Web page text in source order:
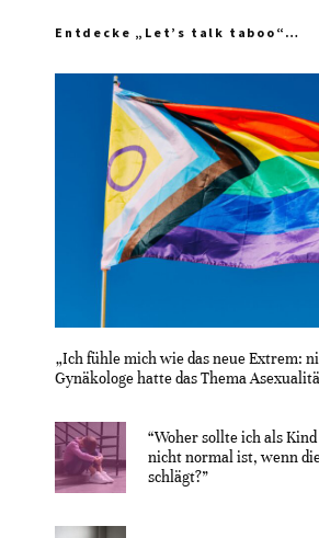
Entdecke „Let’s talk taboo“…
„Ich fühle mich wie das neue Extrem:
Gynäkologe hatte das Thema
“Woher sollte ich als
nicht normal ist, wenn
schlägt?”